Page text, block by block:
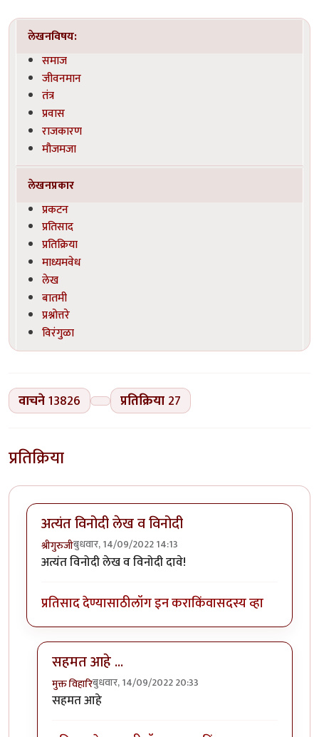
लेखनविषय:
समाज
जीवनमान
तंत्र
प्रवास
राजकारण
मौजमजा
लेखनप्रकार
प्रकटन
प्रतिसाद
प्रतिक्रिया
माध्यमवेध
लेख
बातमी
प्रश्नोत्तरे
विरंगुळा
वाचने13826 प्रतिक्रिया 27
प्रतिक्रिया
अत्यंत विनोदी लेख व विनोदी
श्रीगुरुजीबुधवार, 14/09/2022 14:13
अत्यंत विनोदी लेख व विनोदी दावे!
प्रतिसाद देण्यासाठीलॉग इन कराकिंवासदस्य व्हा
सहमत आहे ...
मुक्त विहारिबुधवार, 14/09/2022 20:33
In reply to
सहमत आहे